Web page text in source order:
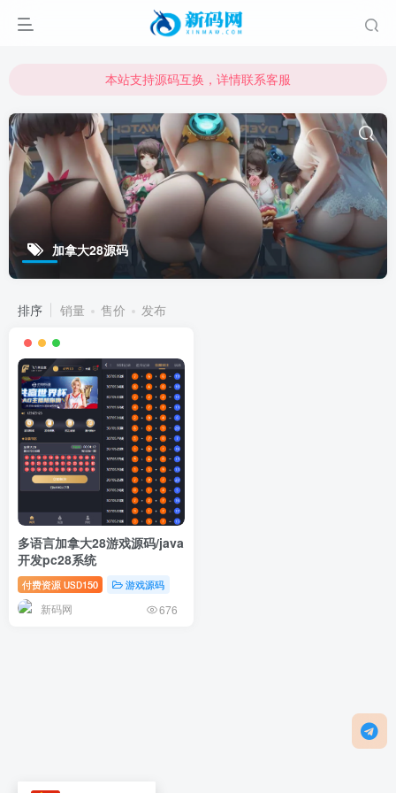
本站支持源码互换，详情联系客服
本站支持源码互换，详情联系客服
加拿大28源码
排序 销量 售价 发布
多语言加拿大28游戏源码/java
开发pc28系统
付费资源 USD150 游戏源码
新码网 676